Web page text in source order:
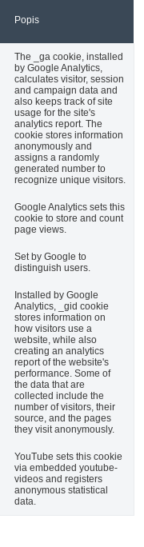
Popis
The _ga cookie, installed
by Google Analytics,
calculates visitor, session
and campaign data and
also keeps track of site
usage for the site's
analytics report. The
cookie stores information
anonymously and
assigns a randomly
generated number to
recognize unique visitors.
Google Analytics sets this
cookie to store and count
page views.
Set by Google to
distinguish users.
Installed by Google
Analytics, _gid cookie
stores information on
how visitors use a
website, while also
creating an analytics
report of the website's
performance. Some of
the data that are
collected include the
number of visitors, their
source, and the pages
they visit anonymously.
YouTube sets this cookie
via embedded youtube-
videos and registers
anonymous statistical
data.